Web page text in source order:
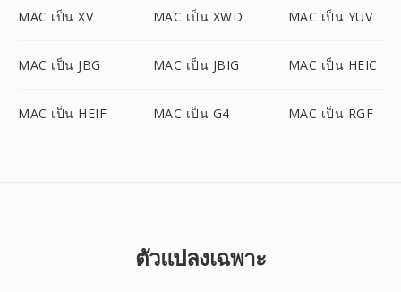
MAC เป็น XV MAC เป็น XWD MAC เป็น YUV
MAC เป็น JBG MAC เป็น JBIG MAC เป็น HEIC
MAC เป็น HEIF MAC เป็น G4 MAC เป็น RGF
ตัวแปลงเฉพาะ